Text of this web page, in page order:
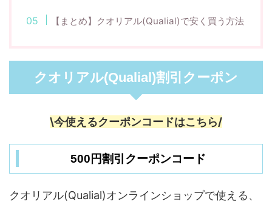
【まとめ】クオリアル(Qualial)で安く買う方法
クオリアル(Qualial)割引クーポン
\今使えるクーポンコードはこちら/
500円割引クーポンコード
クオリアル(Qualial)オンラインショップで使える、